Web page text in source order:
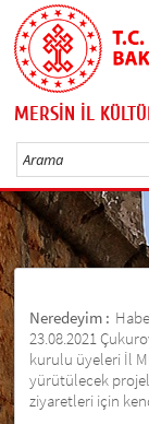
MERSİN İL
Neredeyim :
23.08.2021
kurulu üyeleri İl
yürütülecek
ziyaretleri için